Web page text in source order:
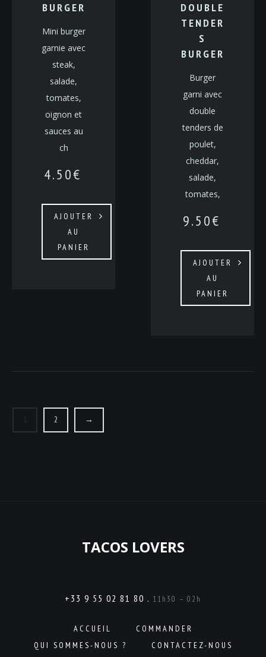
BURGER
Mini burger
garnie avec
steak,
salade,
tomates,
oignon et
sauces au
ch
4.50€
AJOUTER
AU
PANIER
DOUBLE
TENDER
S
BURGER
Burger
garni avec
double
tenders de
poulet,
cheddar,
salade,
tomates,
9.50€
AJOUTER
AU
PANIER
2 →
TACOS LOVERS
+33 9 55 02 81 80 . 11h30 – 02h
ACCUEIL
COMMANDER
QUI SOMMES-NOUS ?
CONTACTEZ-NOUS